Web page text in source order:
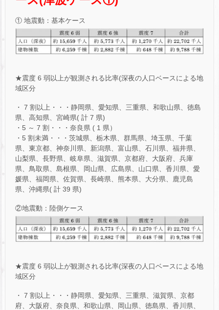
① 地震動：基本ケース
★震度 6 弱以上が観測される比率(深夜の人口ベースによる地
域区分
・ 7 割以上・・・静岡県、愛知県、三重県、和歌山県、徳島
県、高知県、宮崎県( 計 7 県)
・5 ～ 7 割・・・奈良県 ( 1 県）
・5 割未満・・・茨城県、栃木県、群馬県、埼玉県、千葉
県、東京都、神奈川県、新潟県、富山県、石川県、福井県、
山梨県、長野県、岐阜県、滋賀県、京都府、大阪府、兵庫
県、鳥取県、島根県、岡山県、広島県、山口県、香川県、愛
媛県、福岡県、佐賀県、長崎県、熊本県、大分県、鹿児島
県、沖縄県( 計 39 県)
②地震動：陸側ケース
★震度 6 弱以上が観測される比率(深夜の人口ベースによる地
域区分
・ 7 割以上・・・静岡県、愛知県、三重県、滋賀県、京都
府、大阪府、奈良県、和歌山県、岡山県、徳島県、香川県、